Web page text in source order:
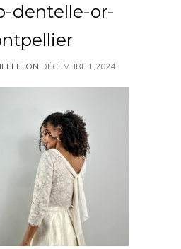
dentelle-or-
ON DÉCEMBRE 1,2024